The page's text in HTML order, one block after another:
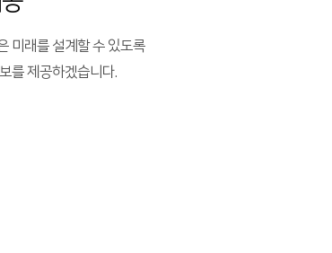
미래를 설계할 수 있도록
를 제공하겠습니다.